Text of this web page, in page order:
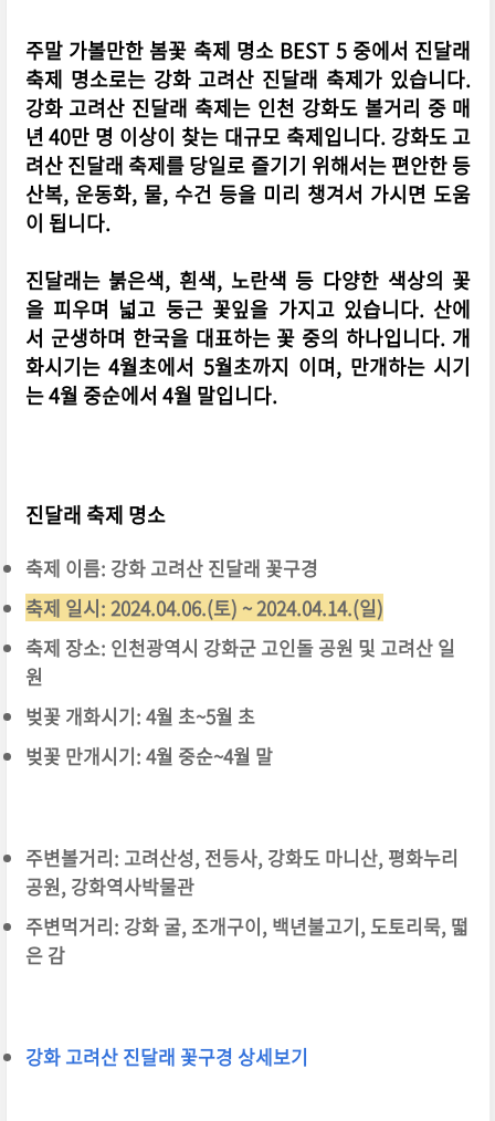
주말 가볼만한 봄꽃 축제 명소 BEST 5 중에서 진달래
축제 명소로는 강화 고려산 진달래 축제가 있습니다.
강화 고려산 진달래 축제는 인천 강화도 볼거리 중 매
년 40만 명 이상이 찾는 대규모 축제입니다. 강화도 고
려산 진달래 축제를 당일로 즐기기 위해서는 편안한 등
산복, 운동화, 물, 수건 등을 미리 챙겨서 가시면 도움
이 됩니다.
진달래는 붉은색, 흰색, 노란색 등 다양한 색상의 꽃
을 피우며 넓고 둥근 꽃잎을 가지고 있습니다. 산에
서 군생하며 한국을 대표하는 꽃 중의 하나입니다. 개
화시기는 4월초에서 5월초까지 이며, 만개하는 시기
는 4월 중순에서 4월 말입니다.
진달래 축제 명소
축제 이름: 강화 고려산 진달래 꽃구경
축제 일시: 2024.04.06.(토) ~ 2024.04.14.(일)
축제 장소: 인천광역시 강화군 고인돌 공원 및 고려산 일
원
벚꽃 개화시기: 4월 초~5월 초
벚꽃 만개시기: 4월 중순~4월 말
주변볼거리: 고려산성, 전등사, 강화도 마니산, 평화누리
공원, 강화역사박물관
주변먹거리: 강화 굴, 조개구이, 백년불고기, 도토리묵, 떫
은 감
강화 고려산 진달래 꽃구경 상세보기